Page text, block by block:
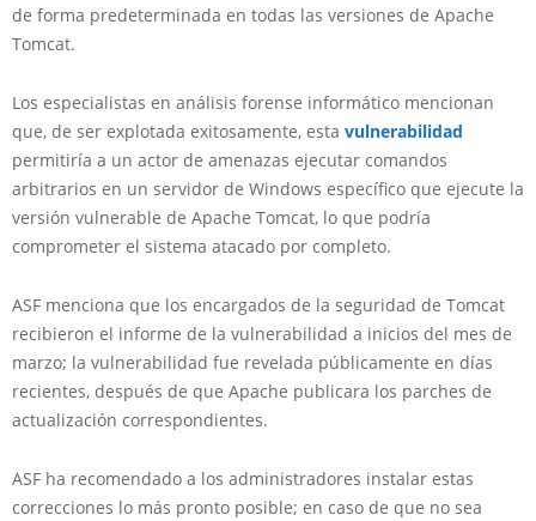
de forma predeterminada en todas las versiones de Apache
Tomcat.
Los especialistas en análisis forense informático mencionan
que, de ser explotada exitosamente, esta vulnerabilidad
permitiría a un actor de amenazas ejecutar comandos
arbitrarios en un servidor de Windows específico que ejecute la
versión vulnerable de Apache Tomcat, lo que podría
comprometer el sistema atacado por completo.
ASF menciona que los encargados de la seguridad de Tomcat
recibieron el informe de la vulnerabilidad a inicios del mes de
marzo; la vulnerabilidad fue revelada públicamente en días
recientes, después de que Apache publicara los parches de
actualización correspondientes.
ASF ha recomendado a los administradores instalar estas
correcciones lo más pronto posible; en caso de que no sea